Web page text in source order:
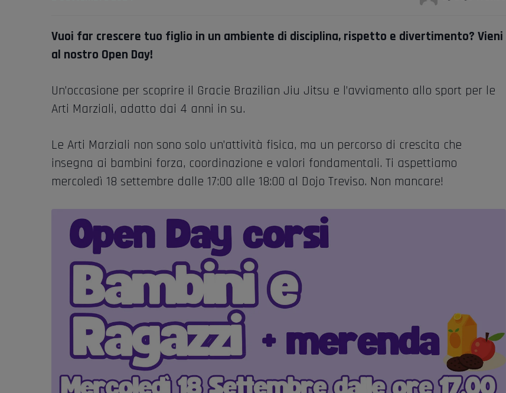
Vuoi far crescere tuo figlio in un ambiente di disciplina, rispetto e divertimento? Vieni
al nostro Open Day!
Un’occasione per scoprire il Gracie Brazilian Jiu Jitsu e l’avviamento allo sport per le
Arti Marziali, adatto dai 4 anni in su.
Le Arti Marziali non sono solo un’attività fisica, ma un percorso di crescita che
insegna ai bambini forza, coordinazione e valori fondamentali. Ti aspettiamo
mercoledì 18 settembre dalle 17:00 alle 18:00 al Dojo Treviso. Non mancare!